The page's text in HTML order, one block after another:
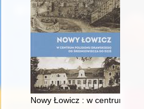
Nowy Łowicz : w centrum